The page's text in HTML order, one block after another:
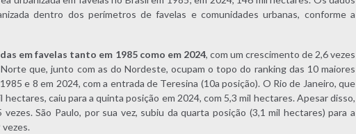
dentro dos perímetros de favelas e comunidades urbanas, conforme a
em favelas tanto em 1985 como em 2024, com um crescimento de 2,6 vezes
que, junto com as do Nordeste, ocupam o topo do ranking das 10 maiores
e 8 em 2024, com a entrada de Teresina (10a posição). O Rio de Janeiro, que
hectares, caiu para a quinta posição em 2024, com 5,3 mil hectares. Apesar disso,
São Paulo, por sua vez, subiu da quarta posição (3,1 mil hectares) para a